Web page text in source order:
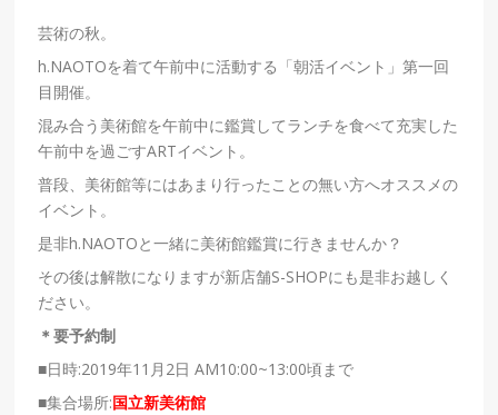
芸術の秋。
h.NAOTOを着て午前中に活動する「朝活イベント」第一回
目開催。
混み合う美術館を午前中に鑑賞してランチを食べて充実した
午前中を過ごすARTイベント。
普段、美術館等にはあまり行ったことの無い方へオススメの
イベント。
是非h.NAOTOと一緒に美術館鑑賞に行きませんか？
その後は解散になりますが新店舗S-SHOPにも是非お越しく
ださい。
＊要予約制
■日時:2019年11月2日 AM10:00~13:00頃まで
■集合場所:国立新美術館